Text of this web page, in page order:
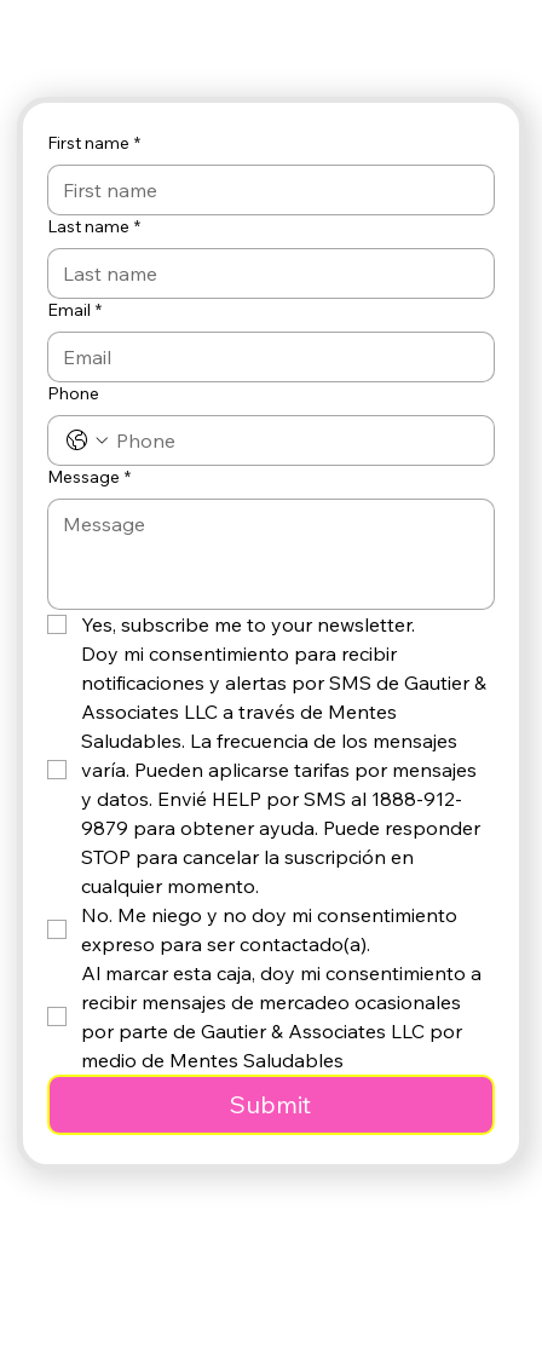
First name *
Last name *
Email *
Phone
Message *
Yes, subscribe me to your newsletter.
Doy mi consentimiento para recibir
notificaciones y alertas por SMS de Gautier &
Associates LLC a través de Mentes
Saludables. La frecuencia de los mensajes
varía. Pueden aplicarse tarifas por mensajes
y datos. Envié HELP por SMS al 1888-912-
9879 para obtener ayuda. Puede responder
STOP para cancelar la suscripción en
No. Me niego y no doy mi consentimiento
expreso para ser contactado(a).
Al marcar esta caja, doy mi consentimiento a
recibir mensajes de mercadeo ocasionales
por parte de Gautier & Associates LLC por
medio de Mentes Saludables
Submit